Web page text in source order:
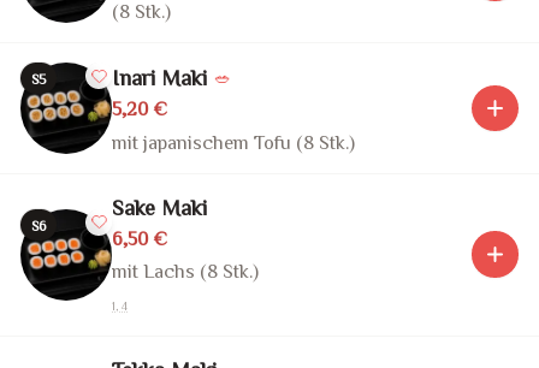
(8 Stk.)
S5 Inari Maki 🥗
5,20 €
mit japanischem Tofu (8 Stk.)
S6
Sake Maki
6,50 €
mit Lachs (8 Stk.)
1, 4